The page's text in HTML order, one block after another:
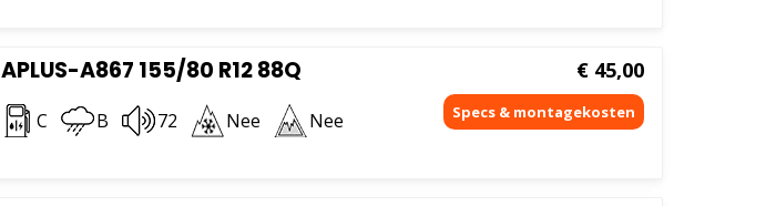
APLUS-A867 155/80 R12 88Q
C B 72 Nee Nee
€ 45,00